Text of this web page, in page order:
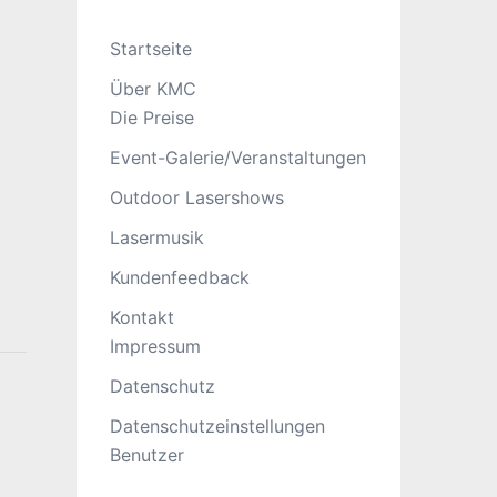
Startseite
Über KMC
Die Preise
Event-Galerie/Veranstaltungen
Outdoor Lasershows
Lasermusik
Kundenfeedback
Kontakt
Impressum
Datenschutz
Datenschutzeinstellungen
Benutzer